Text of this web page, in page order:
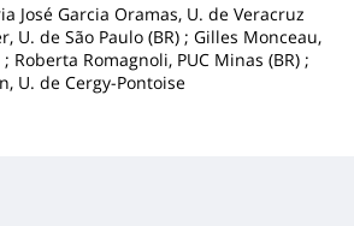
José Garcia Oramas, U. de Veracruz
U. de São Paulo (BR) ; Gilles Monceau,
Roberta Romagnoli, PUC Minas (BR) ;
U. de Cergy-Pontoise